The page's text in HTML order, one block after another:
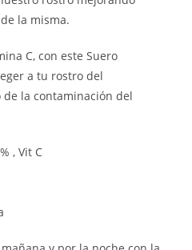
la misma.
C, con este Suero
a tu rostro del
la contaminación del
, Vit C